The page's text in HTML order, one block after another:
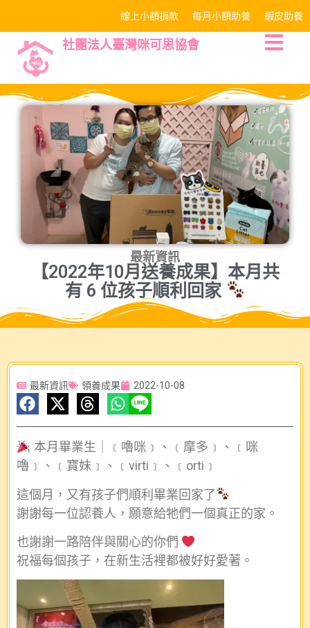
線上小額捐款 每月小額助養 蝦皮助養
社團法人臺灣咪可思協會
最新資訊
【2022年10月送養成果】本月共
有 6 位孩子順利回家
最新資訊 領養成果 2022-10-08
本月畢業生｜﹝嚕咪﹞、﹝摩多﹞、﹝咪
嚕﹞、﹝寶妹﹞、﹝virti﹞、﹝orti﹞
這個月，又有孩子們順利畢業回家了
謝謝每一位認養人，願意給牠們一個真正的家。
也謝謝一路陪伴與關心的你們
祝福每個孩子，在新生活裡都被好好愛著。